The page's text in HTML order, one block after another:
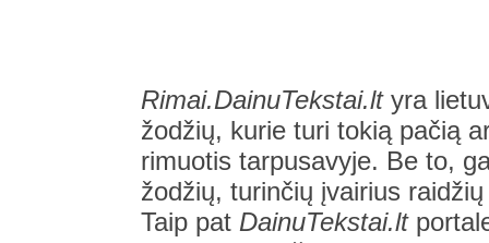
Rimai.DainuTekstai.ltyra
žodžių, kurie turi tokią pačią
rimuotis tarpusavyje. Be to,
žodžių, turinčių įvairius
Taip pat DainuTekstai.lt